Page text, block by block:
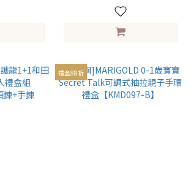
禮盒88折